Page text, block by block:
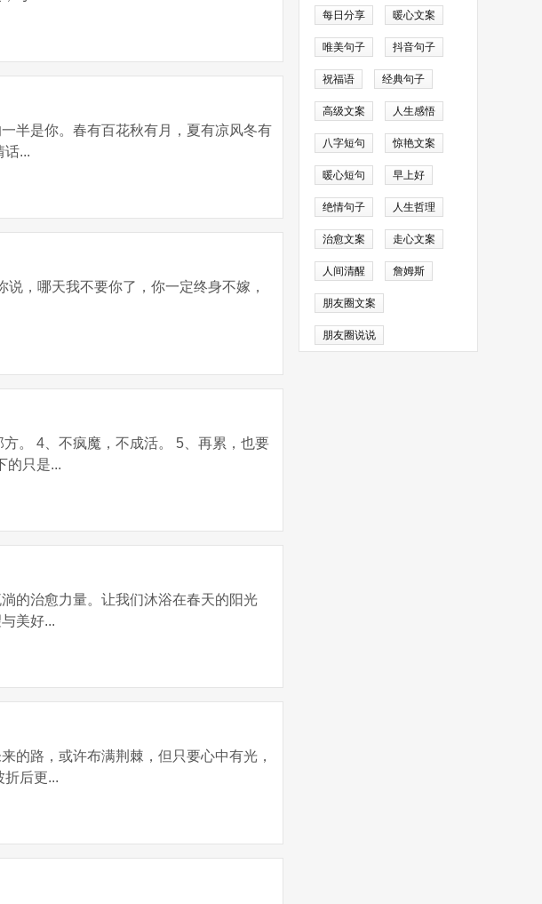
半是你。春有百花秋有月，夏有凉风冬有
话...
，哪天我不要你了，你一定终身不嫁，
。 4、不疯魔，不成活。 5、再累，也要
的只是...
的治愈力量。让我们沐浴在春天的阳光
美好...
的路，或许布满荆棘，但只要心中有光，
折后更...
每日分享 暖心文案
唯美句子 抖音句子
祝福语 经典句子
高级文案 人生感悟
八字短句 惊艳文案
暖心短句 早上好
绝情句子 人生哲理
治愈文案 走心文案
人间清醒 詹姆斯
朋友圈文案
朋友圈说说